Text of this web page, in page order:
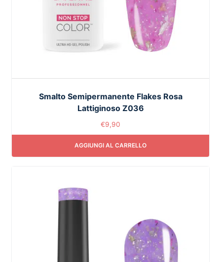
Smalto Semipermanente Flakes Rosa
Lattiginoso Z036
€9,90
AGGIUNGI AL CARRELLO